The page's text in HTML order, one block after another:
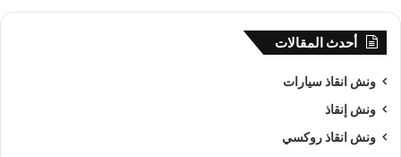
أحدث المقالات
ونش انقاذ سيارات
ونش إنقاذ
ونش انقاذ روكسي